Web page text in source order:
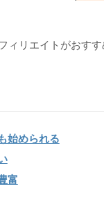
ィリエイトがおす
始められる
富